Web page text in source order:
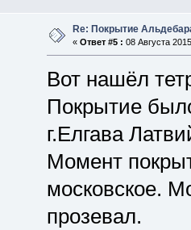
Re: Покрытие
« Ответ #5 : 08 Августа
Вот нашёл
Покрытие
г.Елгава
Момент
московское.
прозевал.